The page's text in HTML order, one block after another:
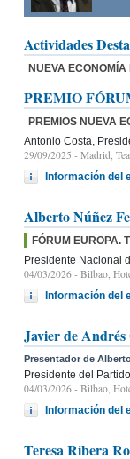
Actividades
NUEVA ECONOMÍA
PREMIO
PREMIOS NUEVA
Antonio Costa,
29/09/2025 - Madrid,
Información del
Alberto Núñez
FÓRUM EUROPA.
Presidente Nacional
04/03/2026 - Bilbao,
Información del
Javier de
Presentador de
Presidente del
04/03/2026 - Bilbao,
Información del
Teresa Ribera